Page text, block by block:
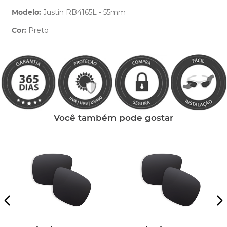
Modelo: Justin RB4165L - 55mm
Cor: Preto
Você também pode gostar